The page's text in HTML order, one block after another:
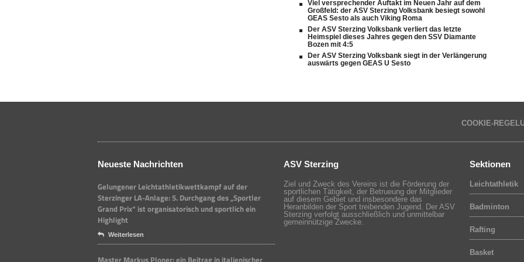
Viel versprechender Auftakt im Neuen Jahr auf dem
Großfeld: der ASV Sterzing Volksbank besiegt sowohl
GEAS Sesto als auch Viking Roma
Der ASV Sterzing Volksbank verliert das letzte
Heimspiel dieses Jahres gegen den SSV Diamante
Bozen mit 4:5
Der ASV Sterzing Volksbank siegt in der Verlängerung
auswärts gegen GEAS U Sesto
COOKIE-
Neueste Nachrichten
Gelungener Leichtathletikwettkampf auf der
Sterzinger LA-Anlage: 5. Durchgang des „Sportler
Grand Prix“ ist organisatorisch und sportlich ein
Highlight
Weiterlesen
Master Markus Ploner: ein Beitrag in italienischer
ASV Sterzing
Ziel und Zweck des Vereins ist die Förderung der
sportlichen Tätigkeit, der Betrueung der Mitglieder
auf diesem Gebiet und insbesondere das
Heranbilden der Sport treibenden Jugend. Der ASV
Sterzing verfolgt ausschließlich und unmittelbar
gemeinnützige Zwecke.
Sektionen
Leichtathletik
Badminton
Rafting
Basket